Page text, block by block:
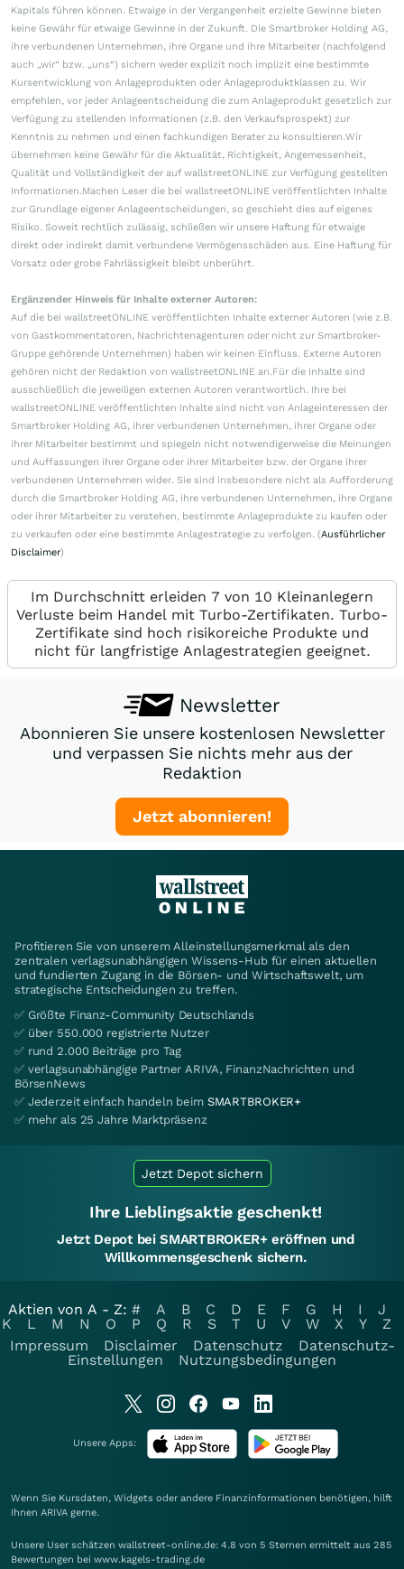
Kapitals führen können. Etwaige in der Vergangenheit erzielte Gewinne bieten
keine Gewähr für etwaige Gewinne in der Zukunft. Die Smartbroker Holding AG,
ihre verbundenen Unternehmen, ihre Organe und ihre Mitarbeiter (nachfolgend
auch „wir“ bzw. „uns“) sichern weder explizit noch implizit eine bestimmte
Kursentwicklung von Anlageprodukten oder Anlageproduktklassen zu. Wir
empfehlen, vor jeder Anlageentscheidung die zum Anlageprodukt gesetzlich zur
Verfügung zu stellenden Informationen (z.B. den Verkaufsprospekt) zur
Kenntnis zu nehmen und einen fachkundigen Berater zu konsultieren.Wir
übernehmen keine Gewähr für die Aktualität, Richtigkeit, Angemessenheit,
Qualität und Vollständigkeit der auf wallstreetONLINE zur Verfügung gestellten
Informationen.Machen Leser die bei wallstreetONLINE veröffentlichten Inhalte
zur Grundlage eigener Anlageentscheidungen, so geschieht dies auf eigenes
Risiko. Soweit rechtlich zulässig, schließen wir unsere Haftung für etwaige
direkt oder indirekt damit verbundene Vermögensschäden aus. Eine Haftung für
Vorsatz oder grobe Fahrlässigkeit bleibt unberührt.
Ergänzender Hinweis für Inhalte externer Autoren:
Auf die bei wallstreetONLINE veröffentlichten Inhalte externer Autoren (wie z.B.
von Gastkommentatoren, Nachrichtenagenturen oder nicht zur Smartbroker-
Gruppe gehörende Unternehmen) haben wir keinen Einfluss. Externe Autoren
gehören nicht der Redaktion von wallstreetONLINE an.Für die Inhalte sind
ausschließlich die jeweiligen externen Autoren verantwortlich. Ihre bei
wallstreetONLINE veröffentlichten Inhalte sind nicht von Anlageinteressen der
Smartbroker Holding AG, ihrer verbundenen Unternehmen, ihrer Organe oder
ihrer Mitarbeiter bestimmt und spiegeln nicht notwendigerweise die Meinungen
und Auffassungen ihrer Organe oder ihrer Mitarbeiter bzw. der Organe ihrer
verbundenen Unternehmen wider. Sie sind insbesondere nicht als Aufforderung
durch die Smartbroker Holding AG, ihre verbundenen Unternehmen, ihre Organe
oder ihrer Mitarbeiter zu verstehen, bestimmte Anlageprodukte zu kaufen oder
zu verkaufen oder eine bestimmte Anlagestrategie zu verfolgen. (Ausführlicher
Disclaimer)
Im Durchschnitt erleiden 7 von 10 Kleinanlegern
Verluste beim Handel mit Turbo-Zertifikaten. Turbo-
Zertifikate sind hoch risikoreiche Produkte und
nicht für langfristige Anlagestrategien geeignet.
Newsletter
Abonnieren Sie unsere kostenlosen Newsletter
und verpassen Sie nichts mehr aus der
Redaktion
Jetzt abonnieren!
Profitieren Sie von unserem Alleinstellungsmerkmal als den
zentralen verlagsunabhängigen Wissens-Hub für einen aktuellen
und fundierten Zugang in die Börsen- und Wirtschaftswelt, um
strategische Entscheidungen zu treffen.
✅ Größte Finanz-Community Deutschlands
✅ über 550.000 registrierte Nutzer
✅ rund 2.000 Beiträge pro Tag
✅ verlagsunabhängige Partner ARIVA, FinanzNachrichten und
BörsenNews
✅ Jederzeit einfach handeln beim SMARTBROKER+
✅ mehr als 25 Jahre Marktpräsenz
Jetzt Depot sichern
Ihre Lieblingsaktie geschenkt!
Jetzt Depot bei SMARTBROKER+ eröffnen und
Willkommensgeschenk sichern.
Aktien von A - Z: # A B C D E F G H I
J
K
L M N O P Q R S T U V W X Y
Z
Impressum
Disclaimer Datenschutz
Datenschutz-
Einstellungen
Nutzungsbedingungen
Unsere Apps:
Wenn Sie Kursdaten, Widgets oder andere Finanzinformationen benötigen, hilft
Ihnen ARIVA gerne.
Unsere User schätzen wallstreet-online.de: 4.8 von 5 Sternen ermittelt aus 285
Bewertungen bei www.kagels-trading.de